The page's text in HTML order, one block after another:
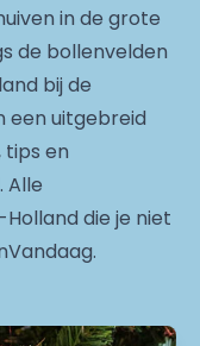
in de grote
de bollenvelden
bij de
een uitgebreid
tips en
Alle
die je niet